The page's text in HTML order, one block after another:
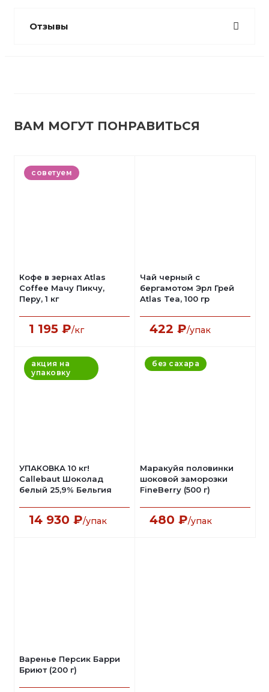
Отзывы
ВАМ МОГУТ ПОНРАВИТЬСЯ
советуем
Кофе в зернах Atlas
Coffee Мачу Пикчу,
Перу, 1 кг
1 195 ₽/кг
Чай черный с
бергамотом Эрл Грей
Atlas Tea, 100 гр
422 ₽/упак
акция на
упаковку
УПАКОВКА 10 кг!
Callebaut Шоколад
белый 25,9% Бельгия
14 930 ₽/упак
без сахара
Маракуйя половинки
шоковой заморозки
FineBerry (500 г)
480 ₽/упак
Варенье Персик Барри
Бриют (200 г)